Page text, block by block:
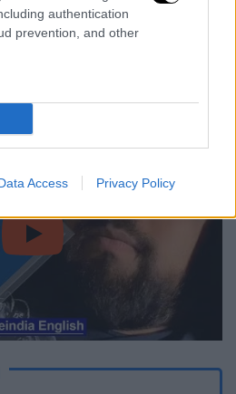
authentication
prevention, and other
Access Privacy Policy
συγκεντρώσει πάνω 14
με σχόλια
video